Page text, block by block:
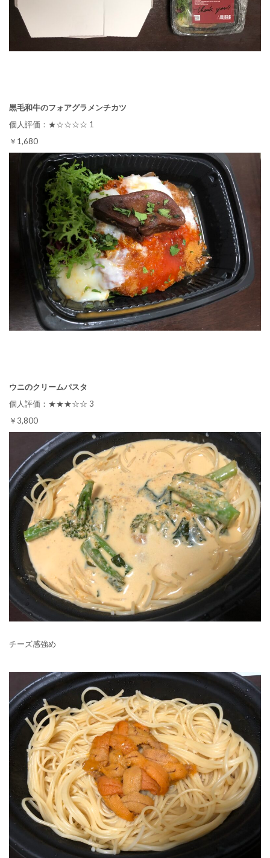
黒毛和牛のフォアグラメンチカツ
個人評価：★☆☆☆☆ 1
￥1,680
ウニのクリームパスタ
個人評価：★★★☆☆ 3
￥3,800
チーズ感強め